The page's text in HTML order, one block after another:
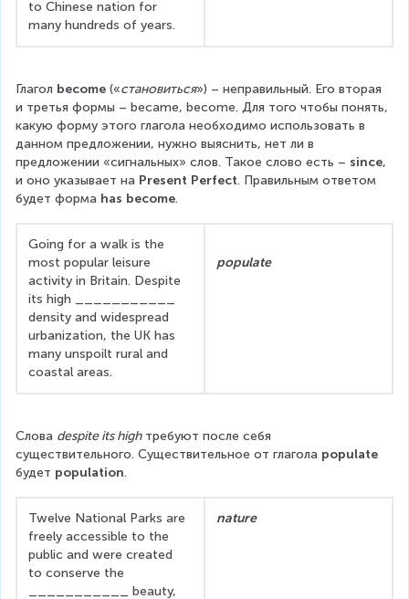
to Chinese nation for
many hundreds of years.
Глагол become («становиться») – неправильный. Его вторая
и третья формы – became, become. Для того чтобы понять,
какую форму этого глагола необходимо использовать в
данном предложении, нужно выяснить, нет ли в
предложении «сигнальных» слов. Такое слово есть – since,
и оно указывает на Present Perfect. Правильным ответом
будет форма has become.
Going for a walk is the
most popular leisure
activity in Britain. Despite
its high ___________
density and widespread
urbanization, the UK has
many unspoilt rural and
coastal areas.
populate
Слова despite its high требуют после себя
существительного. Существительное от глагола populate
будет population.
Twelve National Parks are
freely accessible to the
public and were created
to conserve the
___________ beauty,
nature